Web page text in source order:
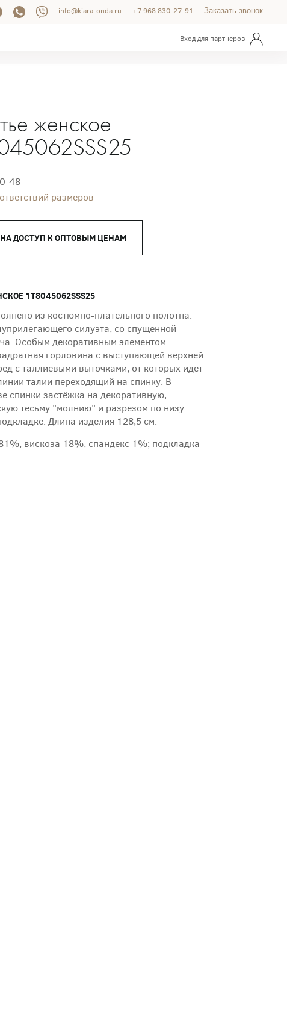
info@kiara-onda.ru +7 968 830-27-91 Заказать звонок
Вход для партнеров
женское
48
размеров
ДОСТУП К ОПТОВЫМ ЦЕНАМ
1T8045062SSS25
из костюмно-плательного полотна.
силуэта, со спущенной
Особым декоративным элементом
горловина с выступающей верхней
с таллиевыми выточками, от которых идет
талии переходящий на спинку. В
спинки застёжка на декоративную,
тесьму "молнию" и разрезом по низу.
Длина изделия 128,5 см.
вискоза 18%, спандекс 1%; подкладка